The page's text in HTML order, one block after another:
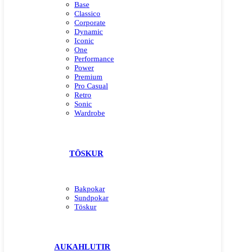
Base
Classico
Corporate
Dynamic
Iconic
One
Performance
Power
Premium
Pro Casual
Retro
Sonic
Wardrobe
TÖSKUR
Bakpokar
Sundpokar
Töskur
AUKAHLUTIR